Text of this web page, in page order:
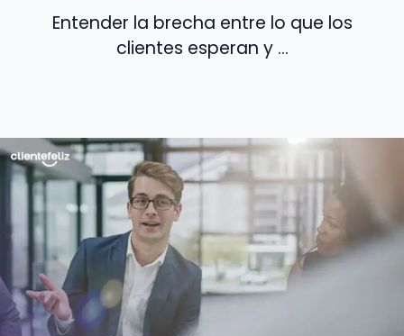
Entender la brecha entre lo que los
clientes esperan y ...